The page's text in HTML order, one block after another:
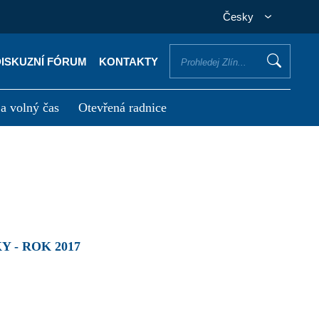
Česky
FÓRUM KONTAKTY
volný čas Otevřená radnice
- ROK 2017